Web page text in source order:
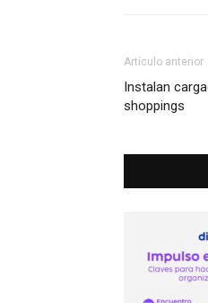
Artículo anterior
Instalan
shoppings